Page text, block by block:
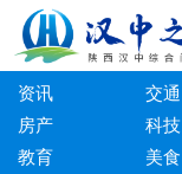
资讯 交通
房产
科技
教育
美食